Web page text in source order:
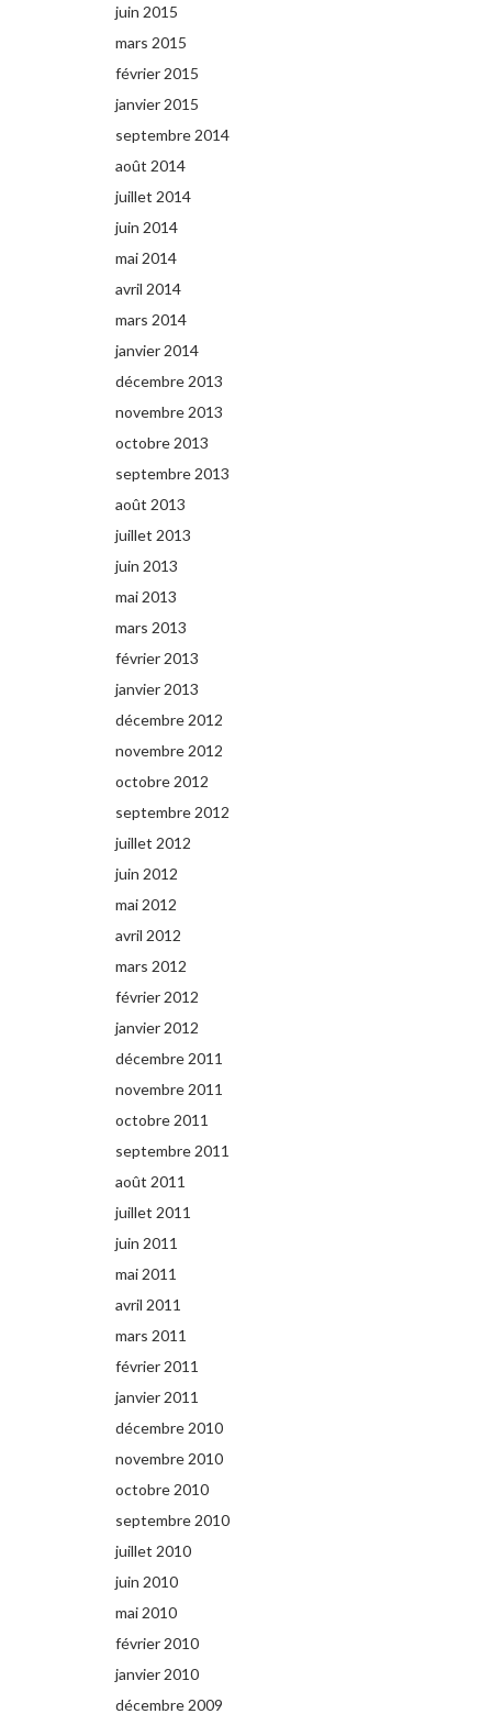
juin 2015
mars 2015
février 2015
janvier 2015
septembre 2014
août 2014
juillet 2014
juin 2014
mai 2014
avril 2014
mars 2014
janvier 2014
décembre 2013
novembre 2013
octobre 2013
septembre 2013
août 2013
juillet 2013
juin 2013
mai 2013
mars 2013
février 2013
janvier 2013
décembre 2012
novembre 2012
octobre 2012
septembre 2012
juillet 2012
juin 2012
mai 2012
avril 2012
mars 2012
février 2012
janvier 2012
décembre 2011
novembre 2011
octobre 2011
septembre 2011
août 2011
juillet 2011
juin 2011
mai 2011
avril 2011
mars 2011
février 2011
janvier 2011
décembre 2010
novembre 2010
octobre 2010
septembre 2010
juillet 2010
juin 2010
mai 2010
février 2010
janvier 2010
décembre 2009